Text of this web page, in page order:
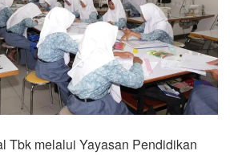
Tbk melalui Yayasan Pendidikan